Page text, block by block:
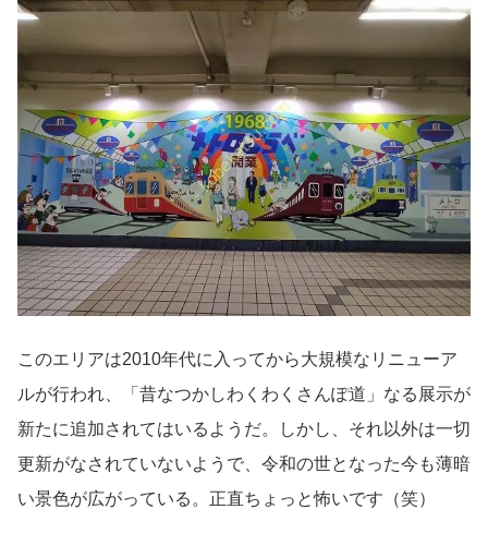
このエリアは2010年代に入ってから大規模なリニューア
ルが行われ、「昔なつかしわくわくさんぽ道」なる展示が
新たに追加されてはいるようだ。しかし、それ以外は一切
更新がなされていないようで、令和の世となった今も薄暗
い景色が広がっている。正直ちょっと怖いです（笑）